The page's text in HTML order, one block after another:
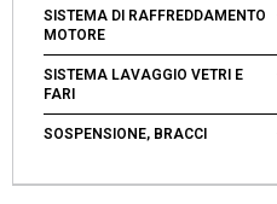
SISTEMA DI RAFFREDDAMENTO
MOTORE
SISTEMA LAVAGGIO VETRI E
FARI
SOSPENSIONE, BRACCI